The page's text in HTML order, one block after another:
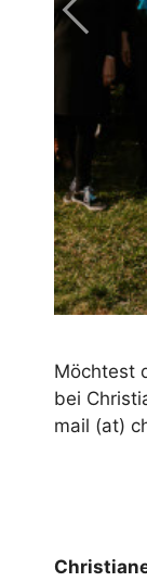
Möchtest
bei
mail (at)